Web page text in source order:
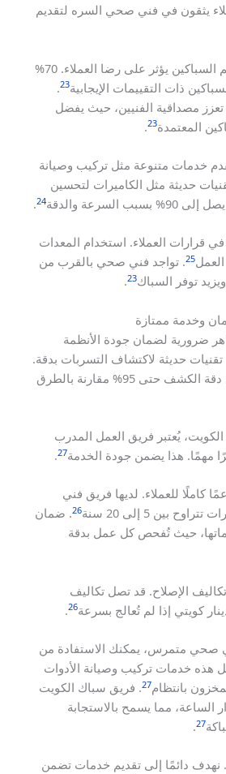
يثقون في فني صحي السره لتقديم
البيانات تظهر أن تقييم السباكين يؤثر على رضا العملاء. 70%
ذات التقييمات الإيجابية23
.
مصداقية الفنيين، حيث يفضل
23
.
خدمات متنوعة مثل تركيب وصيانة
حديثة مثل الكاميرات لتحسين
السرعة والدقة 24
.
في قرارات العملاء. استخدام المعدات
25. تواجد فني صحي بالقرب من
توفر السباك23
.
وخدمة ممتازة
ضرورية لضمان جودة الأنظمة
حديثة لاكتشاف التسربات بدقة.
هذه التقنيات تزيد من دقة الكشف حتى 95% مقارنة بالطرق
يُعتبر فريق العمل المدرب
مهمًا. هذا يضمن جودة الخدمة27
.
كاملًا للعملاء. لديها فريق فني
26. ضمان
حيث تُفحص كل عمل بدقة
الإصلاح. قد تصل تكاليف
26
.
صحي متمرس، يمكنك الاستفادة من
هذه خدمات تركيب وصيانة الأدوات
بانتظام27. فريق سباك الكويت
مما يسمح بالاستجابة
27
.
نهدف دائمًا إلى تقديم خدمات تضمن